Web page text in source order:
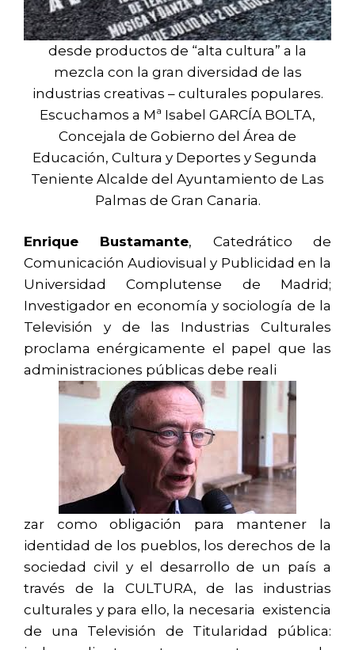
desde productos de “alta cultura” a la
mezcla con la gran diversidad de las
industrias creativas – culturales populares.
Escuchamos a Mª Isabel GARCÍA BOLTA,
Concejala de Gobierno del Área de
Educación, Cultura y Deportes y Segunda
Teniente Alcalde del Ayuntamiento de Las
Palmas de Gran Canaria.
Enrique Bustamante, Catedrático de
Comunicación Audiovisual y Publicidad en la
Universidad Complutense de Madrid;
Investigador en economía y sociología de la
Televisión y de las Industrias Culturales
proclama enérgicamente el papel que las
administraciones públicas debe reali
zar como obligación para mantener la
identidad de los pueblos, los derechos de la
sociedad civil y el desarrollo de un país a
través de la CULTURA, de las industrias
culturales y para ello, la necesaria existencia
de una Televisión de Titularidad pública: